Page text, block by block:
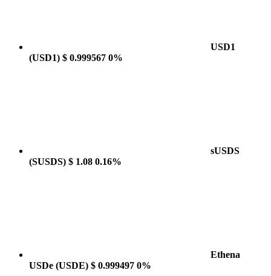
USD1
(USD1) $ 0.999567 0%
sUSDS
(SUSDS) $ 1.08 0.16%
Ethena
USDe (USDE) $ 0.999497 0%